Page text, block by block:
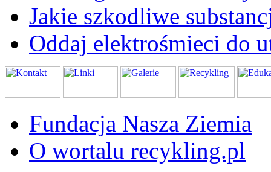
Jakie szkodliwe
Oddaj elektrośmieci do
Fundacja Nasza Ziemia
O wortalu recykling.pl